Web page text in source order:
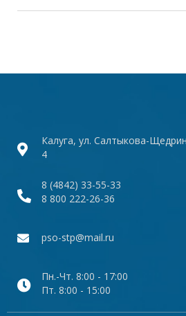
Калуга, ул. Салтыкова-
4
8 (4842) 33-55-33
8 800 222-26-36
pso-stp@mail.ru
Пн.-Чт. 8:00 - 17:00
Пт. 8:00 - 15:00